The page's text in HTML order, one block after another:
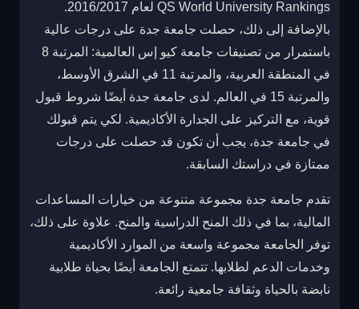
QS World University Rankings لعام 2016/2017.
بالإضافة إلى ذلك، حصلت جامعة جدة على درجات عالية
باستمرار من تصنيفات جامعة كيو إس العالمية: المرتبة 8
في المنطقة العربية، والمرتبة 11 في الشرق الأوسط،
والمرتبة 15 في العالم. لدى جامعة جدة أيضًا شروط قبول
قوية، مع التركيز على الجدارة الأكاديمية. لكي يتم قبولك
في جامعة جدة، يجب أن تكون قد حصلت على درجات
ممتازة في دراستك السابقة.
تقدم جامعة جدة مجموعة متنوعة من خيارات المساعدات
المالية، بما في ذلك المنح الدراسية والمنح. علاوة على ذلك،
توفر الجامعة مجموعة واسعة من الموارد الأكاديمية
وخدمات الدعم لطلابها. تتمتع الجامعة أيضًا بحياة طلابية
نابضة بالحياة وثقافة جامعية رائعة.